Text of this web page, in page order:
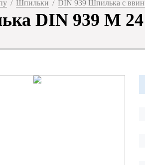
/ Шпильки / DIN 939 Шпилька с
DIN 939 M 24